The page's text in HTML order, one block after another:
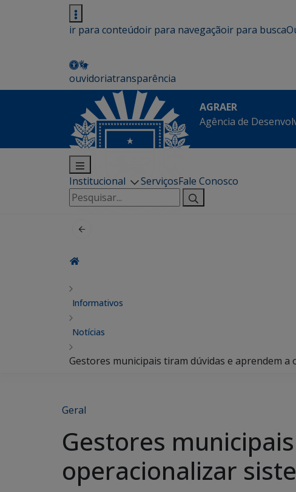
ir para conteúdoir para navegaçãoir para busca
ouvidoriatransparência
AGRAER
Agência de
Institucional ServiçosFale Conosco
Pesquisar
por:
Informativos
Notícias
Gestores municipais tiram dúvidas e aprendem
Geral
Gestores
operacionalizar